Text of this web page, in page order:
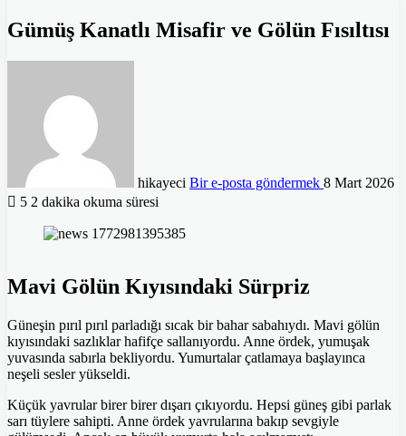
Gümüş Kanatlı Misafir ve Gölün Fısıltısı
hikayeci Bir e-posta göndermek 8 Mart 2026
5 2 dakika okuma süresi
Mavi Gölün Kıyısındaki Sürpriz
Güneşin pırıl pırıl parladığı sıcak bir bahar sabahıydı. Mavi gölün
kıyısındaki sazlıklar hafifçe sallanıyordu. Anne ördek, yumuşak
yuvasında sabırla bekliyordu. Yumurtalar çatlamaya başlayınca
neşeli sesler yükseldi.
Küçük yavrular birer birer dışarı çıkıyordu. Hepsi güneş gibi parlak
sarı tüylere sahipti. Anne ördek yavrularına bakıp sevgiyle